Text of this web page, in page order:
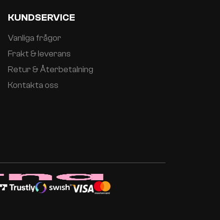
KUNDSERVICE
Vanliga frågor
Frakt & leverans
Retur & Återbetalning
Kontakta oss